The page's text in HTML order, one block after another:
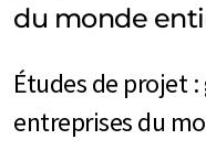
du monde
Études de projet
entreprises du